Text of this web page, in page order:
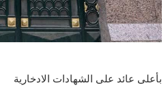
بأعلى عائد على الشهادات الادخارية